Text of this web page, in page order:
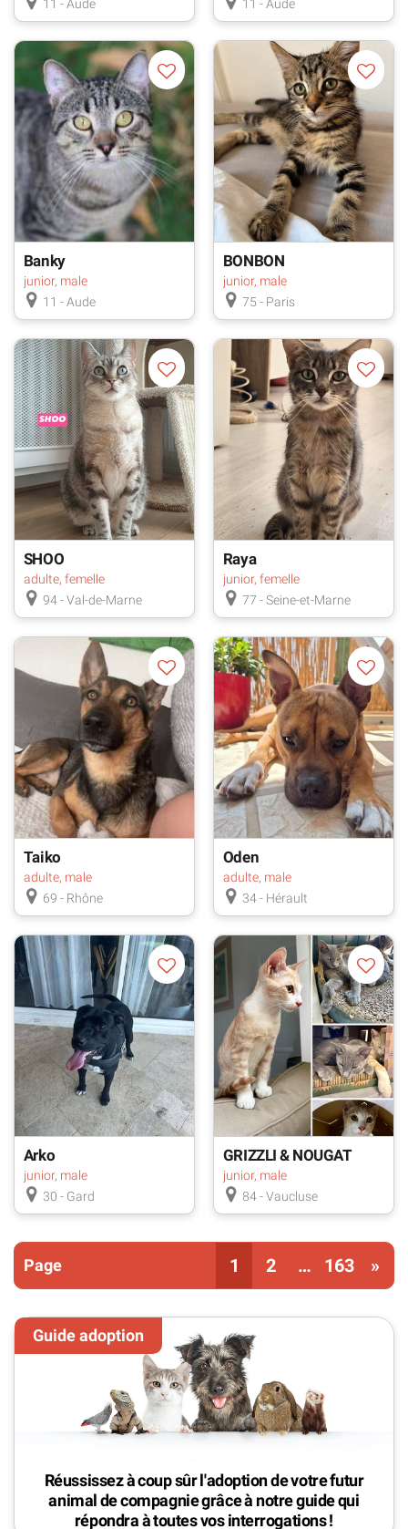
11 - Aude 11 - Aude
Banky
junior, male
11 - Aude
BONBON
junior, male
75 - Paris
SHOO
adulte, femelle
94 - Val-de-Marne
Raya
junior, femelle
77 - Seine-et-Marne
Taiko
adulte, male
69 - Rhône
Oden
adulte, male
34 - Hérault
Arko
junior, male
30 - Gard
GRIZZLI & NOUGAT
junior, male
84 - Vaucluse
Vous êtes sur la page
1 2 … 163 »
Réussissez à coup sûr l'adoption de votre futur
animal de compagnie grâce à notre guide qui
répondra à toutes vos interrogations !